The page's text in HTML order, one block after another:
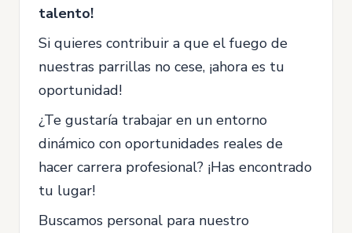
talento!
Si quieres contribuir a que el fuego de
nuestras parrillas no cese, ¡ahora es tu
oportunidad!
¿Te gustaría trabajar en un entorno
dinámico con oportunidades reales de
hacer carrera profesional? ¡Has encontrado
tu lugar!
Buscamos personal para nuestro